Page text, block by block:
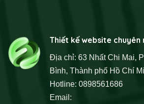
Thiết kế website chuyên
Địa chỉ: 63 Nhất Chi Mai,
Bình, Thành phố Hồ Chí
Hotline: 0898561686
Email: